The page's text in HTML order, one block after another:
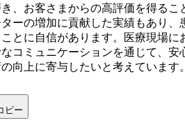
、お客さまからの高評価を得るこ
ーの増加に貢献した実績もあり、
とに自信があります。医療現場に
コミュニケーションを通じて、安
向上に寄与したいと考えています
ピー